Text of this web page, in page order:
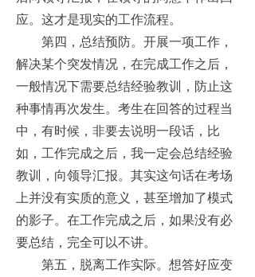
应。这才是现实的工作流程。
第四，总结预防。开展一项工作，
解决某个突发情况，在完成工作之后，
一般情况下需要总结经验教训，防止这
种事情再次发生。考生在回答的过程当
中，有时候，非要去说明一段话，比
如，工作完成之后，我一定会总结经验
教训，向领导汇报。其实这句话在考场
上并没有实质的意义，甚至增加了模式
的影子。在工作完成之后，如果没有必
要总结，完全可以不讲。
第五，脱离工作实际。想答好应变